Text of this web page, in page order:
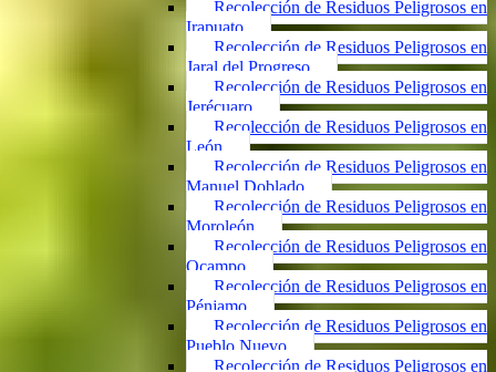
Recolección de Residuos Peligrosos en
Irapuato
Recolección de Residuos Peligrosos en
Jaral del Progreso
Recolección de Residuos Peligrosos en
Jerécuaro
Recolección de Residuos Peligrosos en
León
Recolección de Residuos Peligrosos en
Manuel Doblado
Recolección de Residuos Peligrosos en
Moroleón
Recolección de Residuos Peligrosos en
Ocampo
Recolección de Residuos Peligrosos en
Pénjamo
Recolección de Residuos Peligrosos en
Pueblo Nuevo
Recolección de Residuos Peligrosos en